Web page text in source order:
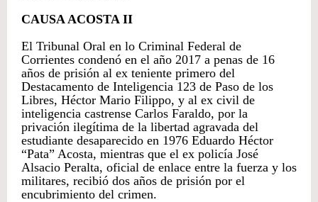
CAUSA ACOSTA II
El Tribunal Oral en lo Criminal Federal de
Corrientes condenó en el año 2017 a penas de 16
años de prisión al ex teniente primero del
Destacamento de Inteligencia 123 de Paso de los
Libres, Héctor Mario Filippo, y al ex civil de
inteligencia castrense Carlos Faraldo, por la
privación ilegítima de la libertad agravada del
estudiante desaparecido en 1976 Eduardo Héctor
“Pata” Acosta, mientras que el ex policía José
Alsacio Peralta, oficial de enlace entre la fuerza y los
militares, recibió dos años de prisión por el
encubrimiento del crimen.